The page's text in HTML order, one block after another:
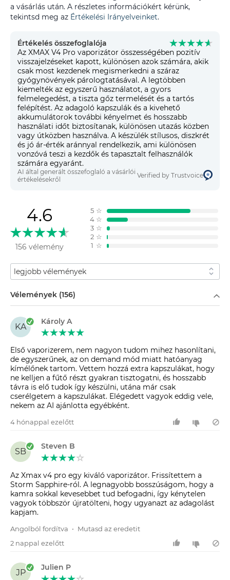
a vásárlás után. A részletes információkért kérünk,
tekintsd meg az Értékelési Irányelveinket.
Értékelés összefoglalója
Az XMAX V4 Pro vaporizátor összességében pozitív
visszajelzéseket kapott, különösen azok számára, akik
csak most kezdenek megismerkedni a száraz
gyógynövények párologtatásával. A legtöbben
kiemelték az egyszerű használatot, a gyors
felmelegedést, a tiszta gőz termelését és a tartós
felépítést. Az adagoló kapszulák és a kivehető
akkumulátorok további kényelmet és hosszabb
használati időt biztosítanak, különösen utazás közben
vagy útközben használva. A készülék stílusos, diszkrét
és jó ár-érték aránnyal rendelkezik, ami különösen
vonzóvá teszi a kezdők és tapasztalt felhasználók
számára egyaránt.
AI által generált összefoglaló a vásárlói
értékelésekről
Verified by Trustvoice
4.6
156 vélemény
5 ☆
4 ☆
3 ☆
2 ☆
1 ☆
Rendezés
Vélemények (156)
KA
Károly A
Első vaporizerem, nem nagyon tudom mihez hasonlítani,
de egyszerűnek, az on demand mód miatt hatóanyag
kímélőnek tartom. Vettem hozzá extra kapszulákat, hogy
ne kelljen a fűtő részt gyakran tisztogatni, és hosszabb
távra is elő tudok így készülni, utána már csak
cserélgetem a kapszulákat. Elégedett vagyok eddig vele,
nekem az AI ajánlotta egyébként.
4 hónappal ezelőtt
SB
Steven B
Az Xmax v4 pro egy kiváló vaporizátor. Frissítettem a
Storm Sapphire-ról. A legnagyobb bosszúságom, hogy a
kamra sokkal kevesebbet tud befogadni, így kénytelen
vagyok többször újratölteni, hogy ugyanazt az adagolást
kapjam.
Angolból fordítva • Mutasd az eredetit
2 nappal ezelőtt
JP
Julien P